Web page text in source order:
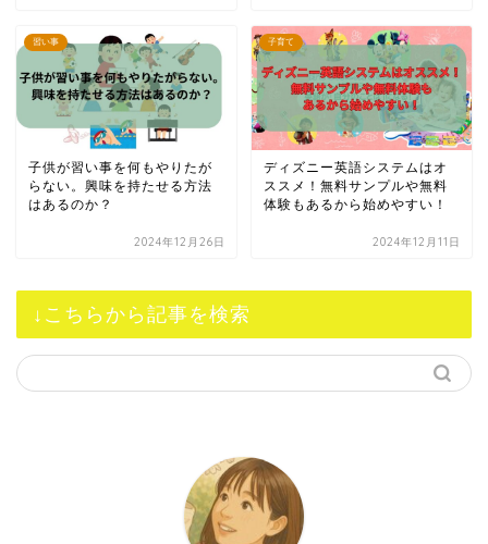
習い事
子供が習い事を何もやりたが
らない。興味を持たせる方法
はあるのか？
2024年12月26日
子育て
ディズニー英語システムはオ
ススメ！無料サンプルや無料
体験もあるから始めやすい！
2024年12月11日
↓こちらから記事を検索